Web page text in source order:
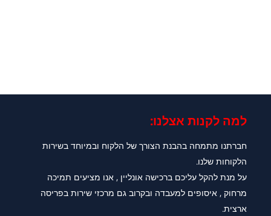
למה לקנות אצלנו:​
חברתנו מתמחה בהבנת הצורך של הלקוח ובמיוחד בשירות
הלקוחות שלנו.
על מנת להקל עליכם ברכישה אונליין , אנו מציעים תמיכה
מרחוק , איסופים למעבדה ובקרוב גם מרכזי שירות בפריסה
ארצית.